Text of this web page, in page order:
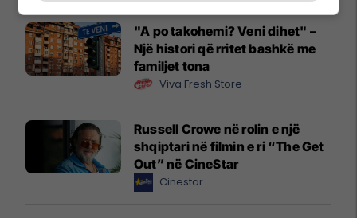
"A po takohemi? Veni dihet" –
Një histori që rritet bashkë me
familjet tona
Viva Fresh Store
Russell Crowe në rolin e një
shqiptari në filmin e ri “The Get
Out” në CineStar
Cinestar